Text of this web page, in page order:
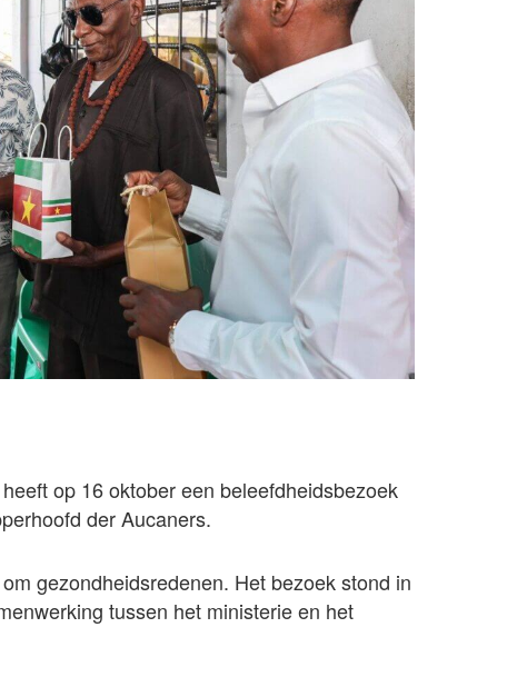
op 16 oktober een beleefdheidsbezoek
der Aucaners.
gezondheidsredenen. Het bezoek stond in
tussen het ministerie en het